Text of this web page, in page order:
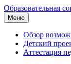
Образовательная
Меню
Обзор
Детский
Аттестация